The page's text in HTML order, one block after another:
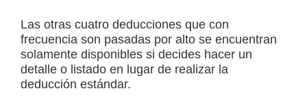
Las otras cuatro deducciones que con
frecuencia son pasadas por alto se encuentran
solamente disponibles si decides hacer un
detalle o listado en lugar de realizar la
deducción estándar.